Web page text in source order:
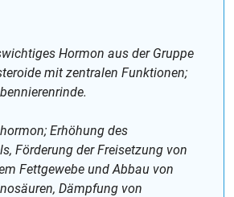
Hormon aus der Gruppe
mit zentralen Funktionen;
Erhöhung des
Förderung der Freisetzung von
Fettgewebe und Abbau von
Dämpfung von